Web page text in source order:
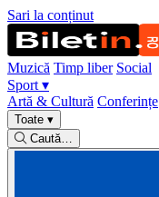
Sari la conținut
Muzică Timp liber Social
Sport ▾
Artă & Cultură Conferințe
Toate ▾
Caută…